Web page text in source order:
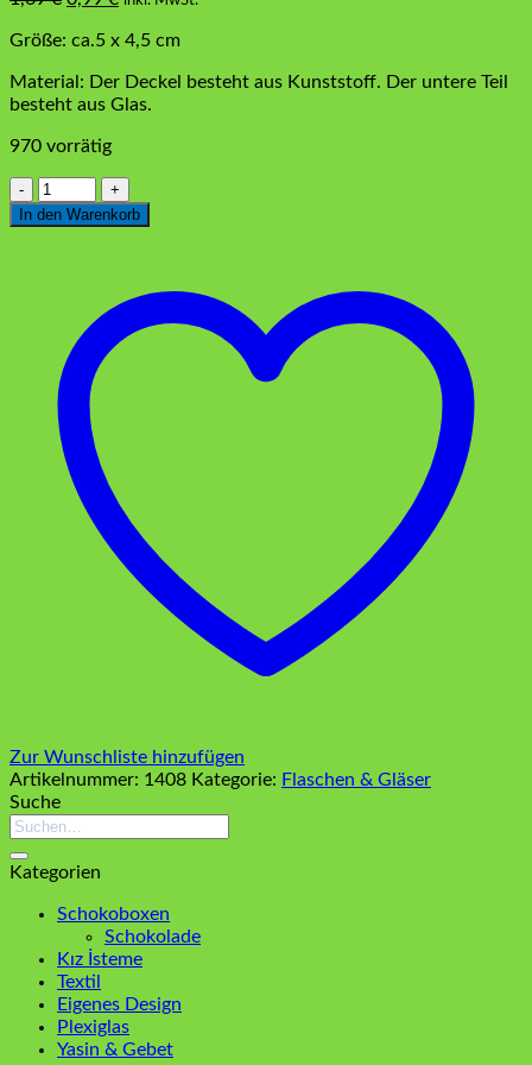
war:
ist:
Größe: ca.5 x 4,5 cm
Material: Der Deckel besteht aus Kunststoff. Der untere Teil
besteht aus Glas.
970 vorrätig
Marmeladenglaskerze
Silber
Menge
In den Warenkorb
Zur Wunschliste hinzufügen
Artikelnummer: 1408 Kategorie: Flaschen & Gläser
Suche
Suchen
Kategorien
Schokoboxen
Schokolade
Kız İsteme
Textil
Eigenes Design
Plexiglas
Yasin & Gebet